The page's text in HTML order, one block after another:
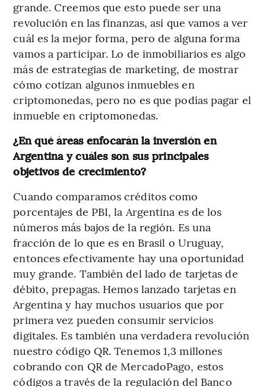
grande. Creemos que esto puede ser una
revolución en las finanzas, así que vamos a ver
cuál es la mejor forma, pero de alguna forma
vamos a participar. Lo de inmobiliarios es algo
más de estrategias de marketing, de mostrar
cómo cotizan algunos inmuebles en
criptomonedas, pero no es que podías pagar el
inmueble en criptomonedas.
¿En qué áreas enfocarán la inversión en
Argentina y cuáles son sus principales
objetivos de crecimiento?
Cuando comparamos créditos como
porcentajes de PBI, la Argentina es de los
números más bajos de la región. Es una
fracción de lo que es en Brasil o Uruguay,
entonces efectivamente hay una oportunidad
muy grande. También del lado de tarjetas de
débito, prepagas. Hemos lanzado tarjetas en
Argentina y hay muchos usuarios que por
primera vez pueden consumir servicios
digitales. Es también una verdadera revolución
nuestro código QR. Tenemos 1,3 millones
cobrando con QR de MercadoPago, estos
códigos a través de la regulación del Banco